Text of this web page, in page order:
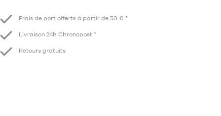
Frais de port offerts à partir de 50 € *
Livraison 24h Chronopost *
Retours gratuits